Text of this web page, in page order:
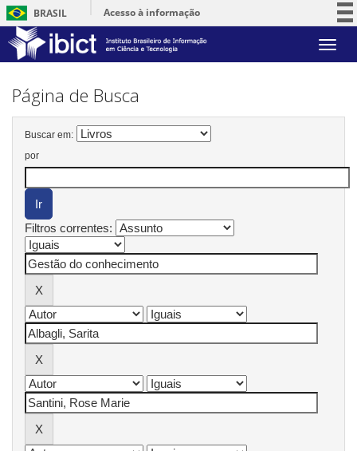
BRASIL
Acesso à informação
Serviços
Skip
Página de Busca
Buscar em:
por
Filtros correntes: